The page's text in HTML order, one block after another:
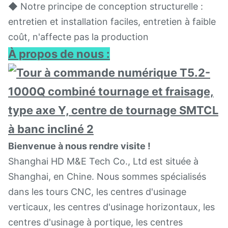
◆ Notre principe de conception structurelle :
entretien et installation faciles, entretien à faible
coût, n'affecte pas la production
À propos de nous :
Bienvenue à nous rendre visite !
Shanghai HD M&E Tech Co., Ltd est située à
Shanghai, en Chine. Nous sommes spécialisés
dans les tours CNC, les centres d'usinage
verticaux, les centres d'usinage horizontaux, les
centres d'usinage à portique, les centres